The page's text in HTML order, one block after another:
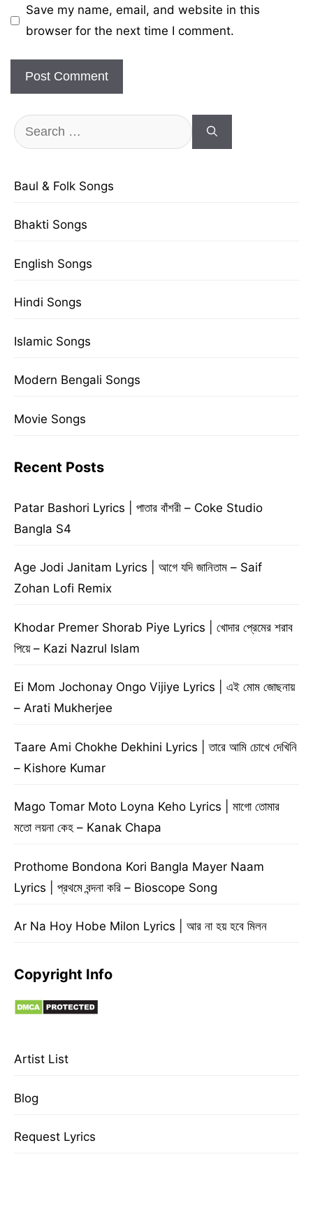
Save my name, email, and website in this
browser for the next time I comment.
Search
for:
Baul & Folk Songs
Bhakti Songs
English Songs
Hindi Songs
Islamic Songs
Modern Bengali Songs
Movie Songs
Recent Posts
Patar Bashori Lyrics | পাতার বাঁশরী – Coke Studio
Bangla S4
Age Jodi Janitam Lyrics | আগে যদি জানিতাম – Saif
Zohan Lofi Remix
Khodar Premer Shorab Piye Lyrics | খোদার প্রেমের শরাব
পিয়ে – Kazi Nazrul Islam
Ei Mom Jochonay Ongo Vijiye Lyrics | এই মোম জোছনায়
– Arati Mukherjee
Taare Ami Chokhe Dekhini Lyrics | তারে আমি চোখে দেখিনি
– Kishore Kumar
Mago Tomar Moto Loyna Keho Lyrics | মাগো তোমার
মতো লয়না কেহ – Kanak Chapa
Prothome Bondona Kori Bangla Mayer Naam
Lyrics | প্রথমে বন্দনা করি – Bioscope Song
Ar Na Hoy Hobe Milon Lyrics | আর না হয় হবে মিলন
Copyright Info
Artist List
Blog
Request Lyrics